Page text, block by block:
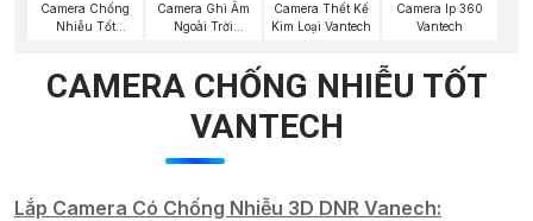
Camera Chống
Nhiễu Tốt
Camera Ghi Âm
Ngoài Trời
Camera Thết Kế
Kim Loại Vantech
Camera Ip 360
Vantech
CAMERA CHỐNG NHIỄU TỐT
VANTECH
Lắp Camera Có Chống Nhiễu 3D DNR Vanech: